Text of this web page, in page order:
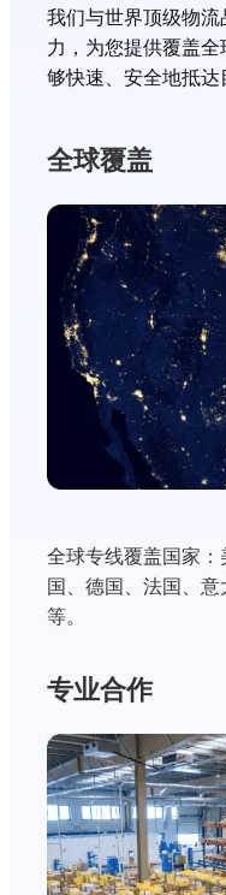
我们与世界顶级物
力，为您提供覆盖
够快速、安全地抵
全球覆盖
全球专线覆盖国家
国、德国、法国、
等。
专业合作